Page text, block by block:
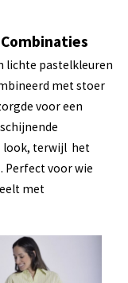
lichte pastelkleuren
met stoer
voor een
look, terwijl het
Perfect voor wie
met